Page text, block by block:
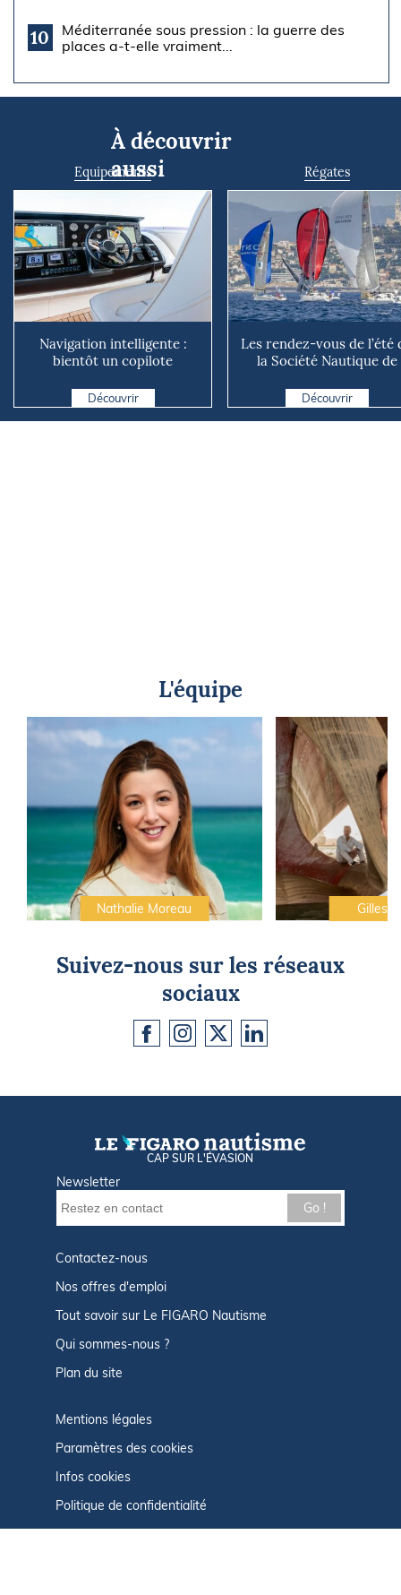
10
Méditerranée sous pression : la guerre des
places a-t-elle vraiment...
À découvrir
aussi
Equipements
Navigation intelligente :
bientôt un copilote
Découvrir
Régates
Les rendez-vous de l’été
la Société Nautique de
Découvrir
L'équipe
Nathalie Moreau Gilles
Suivez-nous sur les réseaux
sociaux
CAP SUR L'ÉVASION
Newsletter
Go !
Contactez-nous
Nos offres d'emploi
Tout savoir sur Le FIGARO Nautisme
Qui sommes-nous ?
Plan du site
Mentions légales
Paramètres des cookies
Infos cookies
Politique de confidentialité
CGU